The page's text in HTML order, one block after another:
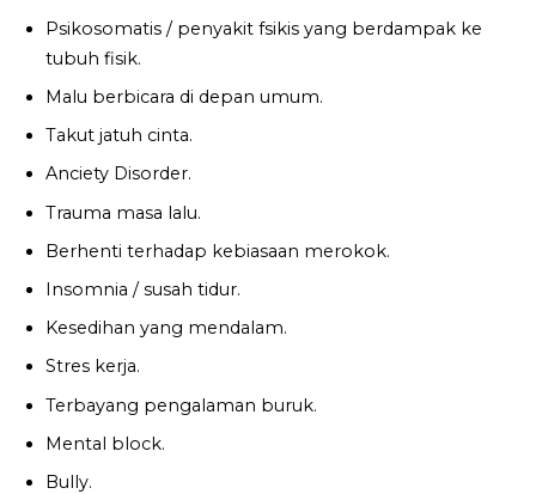
Psikosomatis / penyakit fsikis yang berdampak ke
tubuh fisik.
Malu berbicara di depan umum.
Takut jatuh cinta.
Anciety Disorder.
Trauma masa lalu.
Berhenti terhadap kebiasaan merokok.
Insomnia / susah tidur.
Kesedihan yang mendalam.
Stres kerja.
Terbayang pengalaman buruk.
Mental block.
Bully.